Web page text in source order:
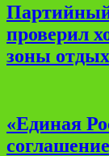
Партийный
проверил
зоны
«Единая